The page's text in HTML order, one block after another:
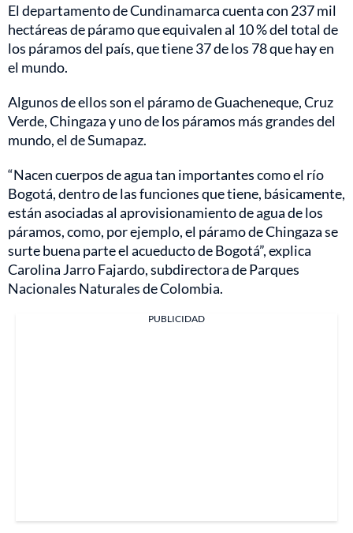
El departamento de Cundinamarca cuenta con 237 mil
hectáreas de páramo que equivalen al 10 % del total de
los páramos del país, que tiene 37 de los 78 que hay en
el mundo.
Algunos de ellos son el páramo de Guacheneque, Cruz
Verde, Chingaza y uno de los páramos más grandes del
mundo, el de Sumapaz.
“Nacen cuerpos de agua tan importantes como el río
Bogotá, dentro de las funciones que tiene, básicamente,
están asociadas al aprovisionamiento de agua de los
páramos, como, por ejemplo, el páramo de Chingaza se
surte buena parte el acueducto de Bogotá”, explica
Carolina Jarro Fajardo, subdirectora de Parques
Nacionales Naturales de Colombia.
PUBLICIDAD